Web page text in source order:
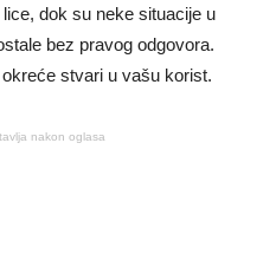
dok su neke situacije u
bez pravog odgovora.
stvari u vašu korist.
nakon oglasa